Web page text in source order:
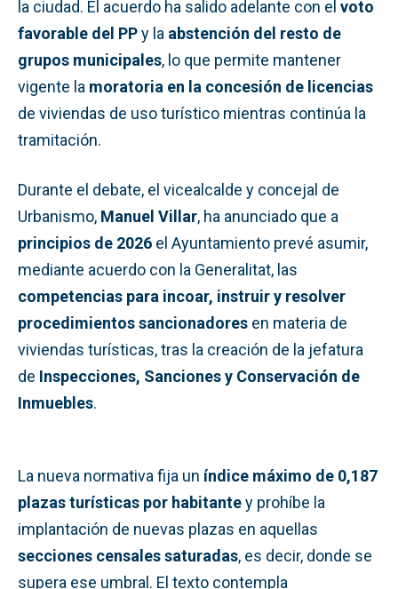
la ciudad. El acuerdo ha salido adelante con el voto
favorable del PPy la abstención del resto de
grupos municipales, lo que permite mantener
vigente la moratoria en la concesión de licencias
de viviendas de uso turístico mientras continúa la
tramitación.
Durante el debate, el vicealcalde y concejal de
Urbanismo, Manuel Villar, ha anunciado que a
principios de 2026 el Ayuntamiento prevé asumir,
mediante acuerdo con la Generalitat, las
competencias para incoar, instruir y resolver
procedimientos sancionadores en materia de
viviendas turísticas, tras la creación de la jefatura
de Inspecciones, Sanciones y Conservación de
Inmuebles.
La nueva normativa fija un índice máximo de 0,187
plazas turísticas por habitantey prohíbe la
implantación de nuevas plazas en aquellas
secciones censales saturadas, es decir, donde se
supera ese umbral. El texto contempla